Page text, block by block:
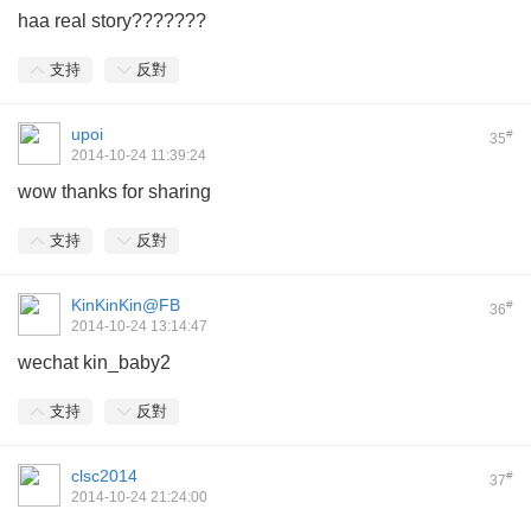
haa real story???????
支持 反對
35#
upoi
2014-10-24 11:39:24
wow thanks for sharing
支持 反對
36#
KinKinKin@FB
2014-10-24 13:14:47
wechat kin_baby2
支持 反對
37#
clsc2014
2014-10-24 21:24:00